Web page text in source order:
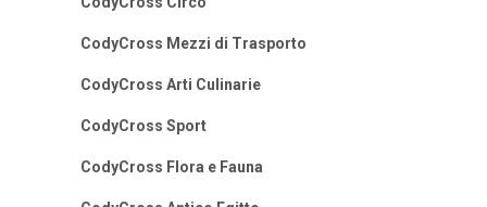
CodyCross Mezzi di Trasporto
CodyCross Arti Culinarie
CodyCross Sport
CodyCross Flora e Fauna